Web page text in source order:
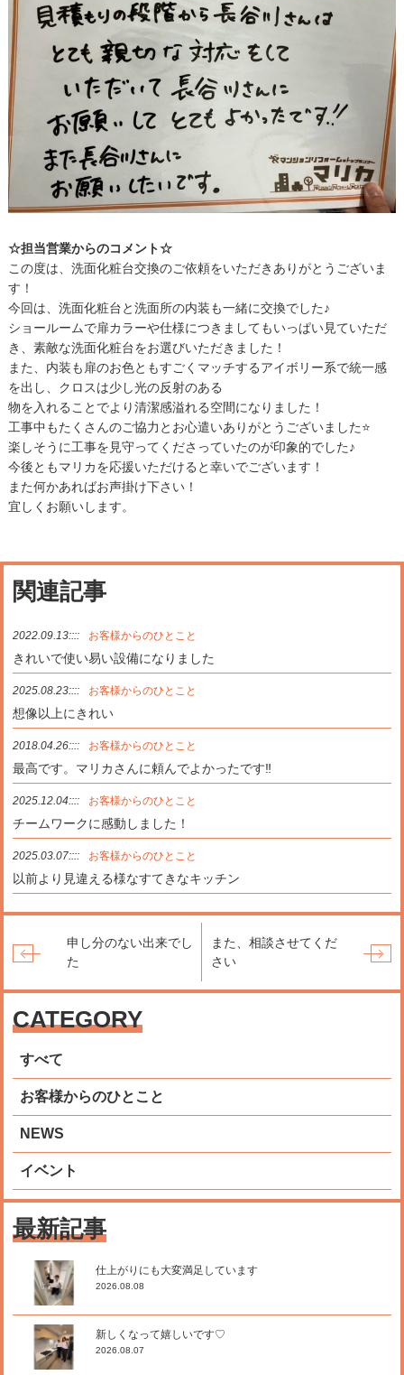
☆担当営業からのコメント☆
この度は、洗面化粧台交換のご依頼をいただきありがとうございま
す！
今回は、洗面化粧台と洗面所の内装も一緒に交換でした♪
ショールームで扉カラーや仕様につきましてもいっぱい見ていただ
き、素敵な洗面化粧台をお選びいただきました！
また、内装も扉のお色ともすごくマッチするアイボリー系で統一感
を出し、クロスは少し光の反射のある
物を入れることでより清潔感溢れる空間になりました！
工事中もたくさんのご協力とお心遣いありがとうございました⭐
楽しそうに工事を見守ってくださっていたのが印象的でした♪
今後ともマリカを応援いただけると幸いでございます！
また何かあればお声掛け下さい！
宜しくお願いします。
関連記事
2022.09.13:::: お客様からのひとこと
きれいで使い易い設備になりました
2025.08.23:::: お客様からのひとこと
想像以上にきれい
2018.04.26:::: お客様からのひとこと
最高です。マリカさんに頼んでよかったです‼
2025.12.04:::: お客様からのひとこと
チームワークに感動しました！
2025.03.07:::: お客様からのひとこと
以前より見違える様なすてきなキッチン
申し分のない出来でし
た
また、相談させてくだ
さい
CATEGORY
すべて
お客様からのひとこと
NEWS
イベント
最新記事
仕上がりにも大変満足しています
2026.08.08
新しくなって嬉しいです♡
2026.08.07